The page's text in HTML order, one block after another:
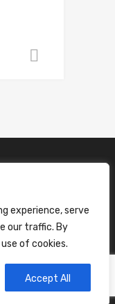
experience, serve
our traffic. By
of cookies.
Accept All
by Themes Zone